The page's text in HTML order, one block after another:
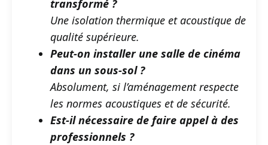
transformé ?
Une isolation thermique et acoustique de
qualité supérieure.
Peut-on installer une salle de cinéma
dans un sous-sol ?
Absolument, si l’aménagement respecte
les normes acoustiques et de sécurité.
Est-il nécessaire de faire appel à des
professionnels ?